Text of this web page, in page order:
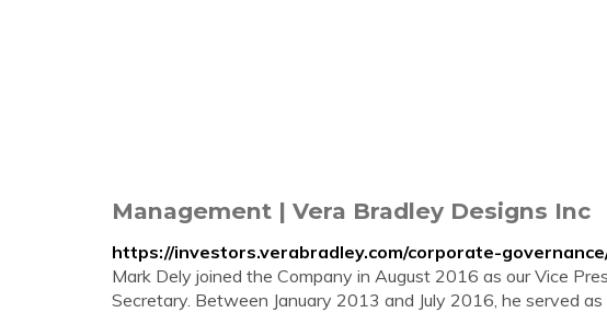
Management | Vera Bradley Designs Inc
https://investors.verabradley.com/corporate-
Mark Dely joined the Company in August 2016 as our Vice
Secretary. Between January 2013 and July 2016, he served